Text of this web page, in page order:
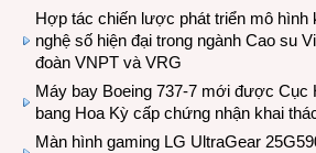
Hợp tác chiến lược phát triển mô hình
nghệ số hiện đại trong ngành Cao su
đoàn VNPT và VRG
Máy bay Boeing 737-7 mới được Cục
bang Hoa Kỳ cấp chứng nhận khai
Màn hình gaming LG UltraGear